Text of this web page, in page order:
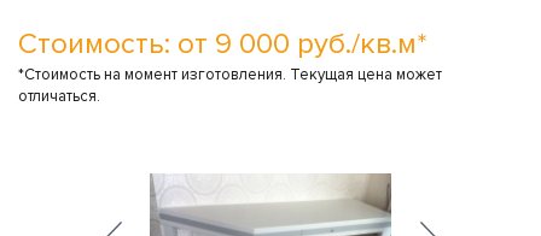
Стоимость: от 9 000 руб./кв.м*
*Стоимость на момент изготовления. Текущая цена может
отличаться.